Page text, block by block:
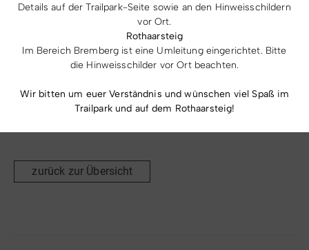
Details auf der Trailpark-Seite sowie an den Hinweisschildern
vor Ort.
Rothaarsteig
Im Bereich Bremberg ist eine Umleitung eingerichtet. Bitte
die Hinweisschilder vor Ort beachten.
Wir bitten um euer Verständnis und wünschen viel Spaß im
Trailpark und auf dem Rothaarsteig!
(13.08.2026)
10:00 - 12:00
Freitag(14.08.2026) 10:00 - 12:00&14:30
- 16:30
zurück zur Übersicht